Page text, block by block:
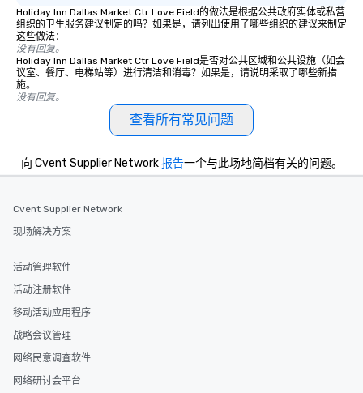
Holiday Inn Dallas Market Ctr Love Field的做法是根据公共政府实体或私营
组织的卫生服务建议制定的吗？如果是，请列出使用了哪些组织的建议来制定
这些做法：
没有回复。
Holiday Inn Dallas Market Ctr Love Field是否对公共区域和公共设施（如会
议室、餐厅、电梯站等）进行清洁和消毒？如果是，请说明采取了哪些新措
施。
没有回复。
查看所有常见问题
向 Cvent Supplier Network报告一个与此场地简档有关的问题。
Cvent Supplier Network
现场解决方案
活动管理软件
活动注册软件
移动活动应用程序
战略会议管理
网络民意调查软件
网络研讨会平台